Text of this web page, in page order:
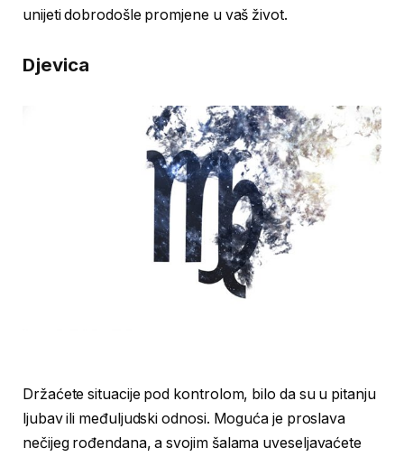
unijeti dobrodošle promjene u vaš život.
Djevica
Držaćete situacije pod kontrolom, bilo da su u pitanju
ljubav ili međuljudski odnosi. Moguća je proslava
nečijeg rođendana, a svojim šalama uveseljavaćete